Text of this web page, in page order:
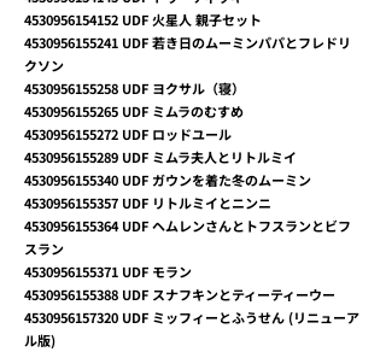
4530956154152 UDF 火星人 親子セット
4530956155241 UDF 若き日のムーミンパパとフレドリ
クソン
4530956155258 UDF ヨクサル（寝）
4530956155265 UDF ミムラのむすめ
4530956155272 UDF ロッドユール
4530956155289 UDF ミムラ夫人とリトルミイ
4530956155340 UDF ガウンを着た冬のムーミン
4530956155357 UDF リトルミイとニンニ
4530956155364UDF ヘムレンさんとトフスランとビフ
スラン
4530956155371 UDF モラン
4530956155388 UDF スナフキンとティーティーウー
4530956157320 UDF ミッフィーとふうせん (リニューア
ル版)